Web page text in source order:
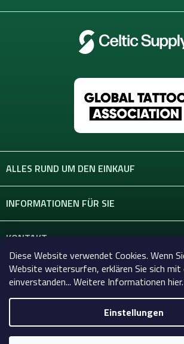
Diese Website verwendet Cookies. Wenn
Website weitersurfen, erklären Sie sich mit
einverstanden... Weitere Informationen hier.
Einstellungen
ALLES RUND UM DEN EINKAUF
INFORMATIONEN FÜR SIE
KONTAKT
Copyright 2026Celtic-Supply.de |